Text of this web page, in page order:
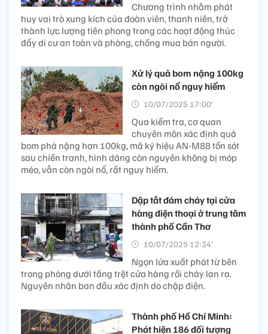
Chương trình nhằm phát
huy vai trò xung kích của đoàn viên, thanh niên, trở
thành lực lượng tiên phong trong các hoạt động thúc
đẩy di cư an toàn và phòng, chống mua bán người.
Xử lý quả bom nặng 100kg
còn ngòi nổ nguy hiểm
10/07/2025 17:00’
Qua kiểm tra, cơ quan
chuyên môn xác định quả
bom phá nặng hơn 100kg, mã ký hiệu AN-M88 tồn sót
sau chiến tranh, hình dáng còn nguyên không bị móp
méo, vẫn còn ngòi nổ, rất nguy hiểm.
Dập tắt đám cháy tại cửa
hàng điện thoại ở trung tâm
thành phố Cần Thơ
10/07/2025 12:34’
Ngọn lửa xuất phát từ bên
trong phòng dưới tầng trệt cửa hàng rồi cháy lan ra.
Nguyên nhân ban đầu xác định do chập điện.
Thành phố Hồ Chí Minh:
Phát hiện 186 đối tượng